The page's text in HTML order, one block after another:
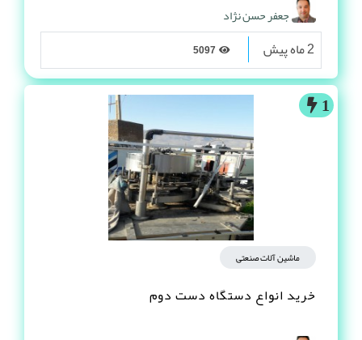
جعفر حسن نژاد
2 ماه پیش
1
ماشین آلات صنعتی
خرید انواع دستگاه دست دوم